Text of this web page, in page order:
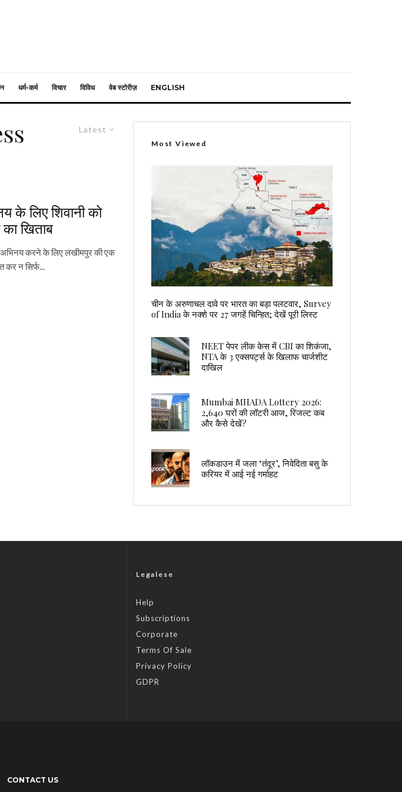
धर्म-कर्म विचार विविध वेब स्टोरीज़ ENGLISH
Latest
के लिए शिवानी को
का खिताब
करने के लिए लखीमपुर की एक
कर न सिर्फ...
Most Viewed
चीन के अरुणाचल दावे पर भारत का बड़ा पलटवार, Survey
of India के नक्शे पर 27 जगहें चिन्हित; देखें पूरी लिस्ट
NEET पेपर लीक केस में CBI का शिकंजा,
NTA के 3 एक्सपर्ट्स के खिलाफ चार्जशीट
दाखिल
Mumbai MHADA Lottery 2026:
2,640 घरों की लॉटरी आज, रिजल्ट कब
और कैसे देखें?
लॉकडाउन में जला ‘तंदूर’, निवेदिता बसु के
करियर में आई नई गर्माहट
Legalese
Help
Subscriptions
Corporate
Terms Of Sale
Privacy Policy
GDPR
CONTACT US